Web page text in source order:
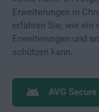
Erweiterungen in
erfahren Sie, wie ein
Erweiterungen und
schützen kann.
AVG